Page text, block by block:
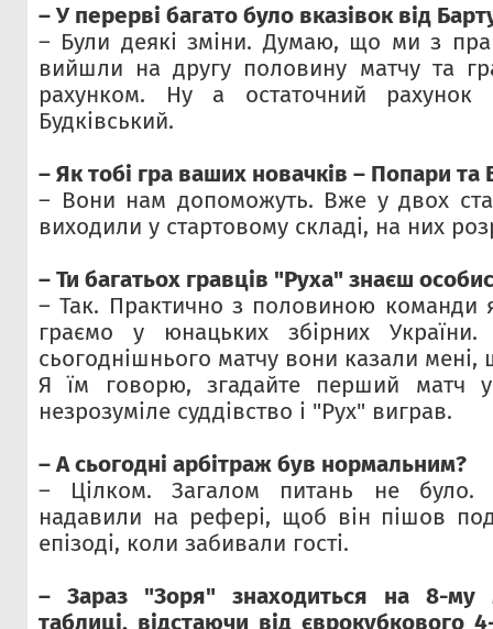
– У перерві багато було вказівок від
– Були деякі зміни. Думаю, що ми з
вийшли на другу половину матчу та
рахунком. Ну а остаточний рахунок
Будківський.
– Як тобі гра ваших новачків – Попари та
– Вони нам допоможуть. Вже у двох
виходили у стартовому складі, на них
– Ти багатьох гравців "Руха" знаєш
– Так. Практично з половиною команди
граємо у юнацьких збірних України.
сьогоднішнього матчу вони казали
Я їм говорю, згадайте перший матч
незрозуміле суддівство і "Рух" виграв.
– А сьогодні арбітраж був нормальним?
– Цілком. Загалом питань не було.
надавили на рефері, щоб він пішов
епізоді, коли забивали гості.
– Зараз "Зоря" знаходиться на 8-му
таблиці, відстаючи від єврокубкового